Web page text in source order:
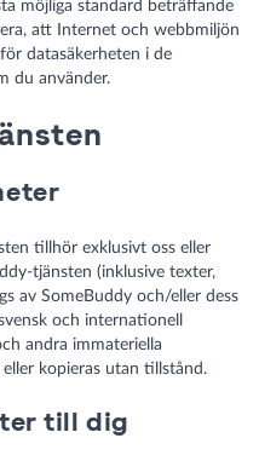
möjliga standard beträffande
att Internet och webbmiljön
datasäkerheten i de
du använder.
tillhör exklusivt oss eller
tjänsten (inklusive texter,
av SomeBuddy och/eller dess
och internationell
andra immateriella
kopieras utan tillstånd.
till dig